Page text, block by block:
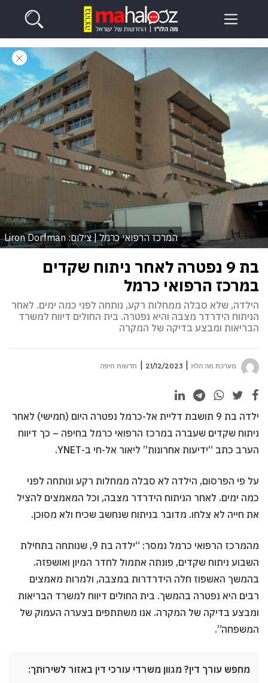
המרכז הרפואי כרמל | צילום: Liron Dorfman
בת 9 נפטרה לאחר ניתוח שקדים
במרכז הרפואי כרמל
הילדה, שלא סבלה ממחלות רקע, נותחה לפני כמה ימים. לאחר
הניתוח הידרדר מצבה והיא נפטרה. בית החולים דיווח למשרד
הבריאות ומבצע בדיקה של המקרה
מערכת מה הלוז 21/12/2023 חדשות חיפה
ילדה בת 9 תושבת דליית אל-כרמל נפטרה היום (חמישי) לאחר
ניתוח שקדים שעברה במרכז הרפואי כרמל בחיפה – כך דיווח
הערב כתב “ידיעות אחרונות” ליאור אל-חי ב-YNET.
על פי הפרסום, הילדה לא סבלה ממחלות רקע ונותחה לפני
כמה ימים. לאחר הניתוח הידרדר מצבה, וכל המאמצים להציל
את חייה לא צלחו. מדובר בניתוח שנחשב שכיח ולא מסוכן.
מהמרכז הרפואי כרמל נמסר: “ילדה בת 9, שנותחה בתחילת
השבוע ניתוח שקדים, פונתה אתמול לחדר המיון ואושפזה.
בהמשך האשפוז חלה הידרדרות במצבה, ולמרות מאמצים
רבים היא נפטרה בהמשך. בית החולים דיווח למשרד הבריאות
ומבצע בדיקה של המקרה. אנו משתתפים בצערה העמוק של
המשפחה”.
מחפש עורך דין? מגוון משרדי עורכי דין באזור לשירותך: